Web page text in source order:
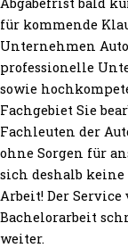
für kommende
Unternehmen
professionelle
sowie
Fachgebiet Sie
Fachleuten der
ohne Sorgen für
sich deshalb
Arbeit! Der Service
Bachelorarbeit
weiter.